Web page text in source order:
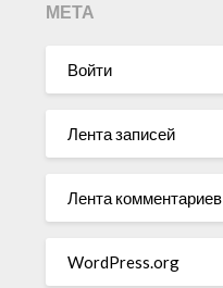
МЕТА
Войти
Лента записей
Лента комментариев
WordPress.org